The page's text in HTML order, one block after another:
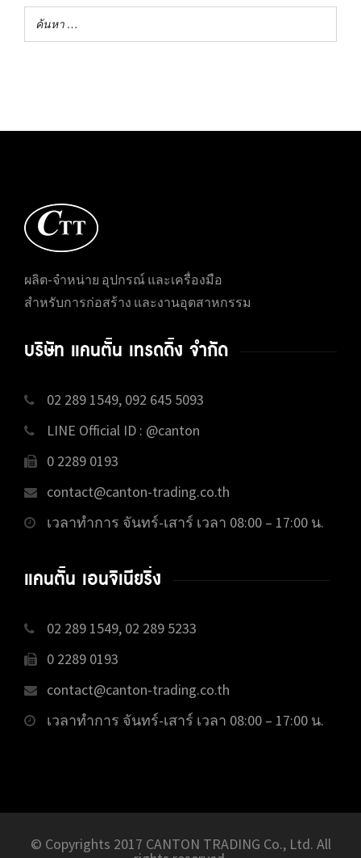
ผลิต-จำหน่าย อุปกรณ์ และเครื่องมือ
สำหรับการก่อสร้าง และงานอุตสาหกรรม
บริษัท แคนตั้น เทรดดิ้ง จำกัด
02 289 1549, 092 645 5093
LINE Official ID : @canton
0 2289 0193
contact@canton-trading.co.th
เวลาทำการ จันทร์-เสาร์ เวลา 08:00 – 17:00 น.
แคนตั้น เอนจิเนียริ่ง
02 289 1549, 02 289 5233
0 2289 0193
contact@canton-trading.co.th
เวลาทำการ จันทร์-เสาร์ เวลา 08:00 – 17:00 น.
© Copyrights 2017 CANTON TRADING Co., Ltd. All